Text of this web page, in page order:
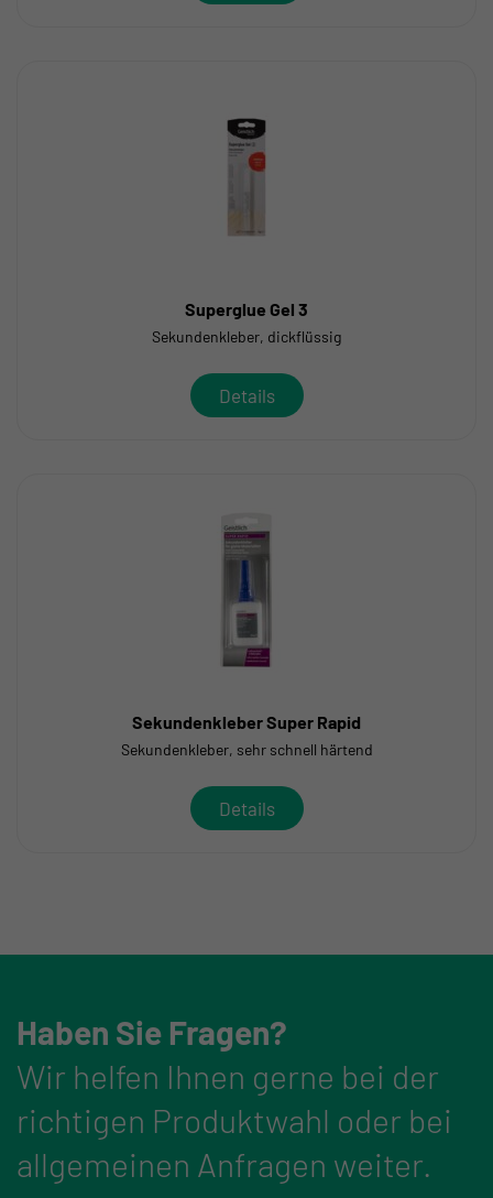
Superglue Gel 3
Sekundenkleber, dickflüssig
Details
Sekundenkleber Super Rapid
Sekundenkleber, sehr schnell härtend
Details
Haben Sie Fragen?
Wir helfen Ihnen gerne bei der
richtigen Produktwahl oder bei
allgemeinen Anfragen weiter.